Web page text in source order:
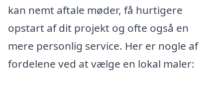
kan nemt aftale møder, få hurtigere
opstart af dit projekt og ofte også en
mere personlig service. Her er nogle af
fordelene ved at vælge en lokal maler: